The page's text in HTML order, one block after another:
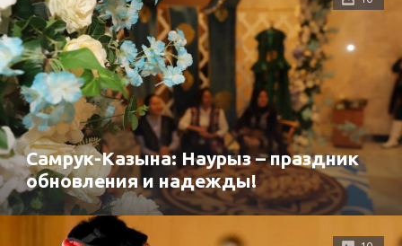
Самрук-Казына: Наурыз – праздник
обновления и надежды!